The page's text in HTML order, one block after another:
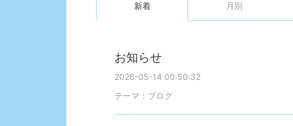
新着 月別
お知らせ
2026-05-14 00:50:32
テーマ： ブログ